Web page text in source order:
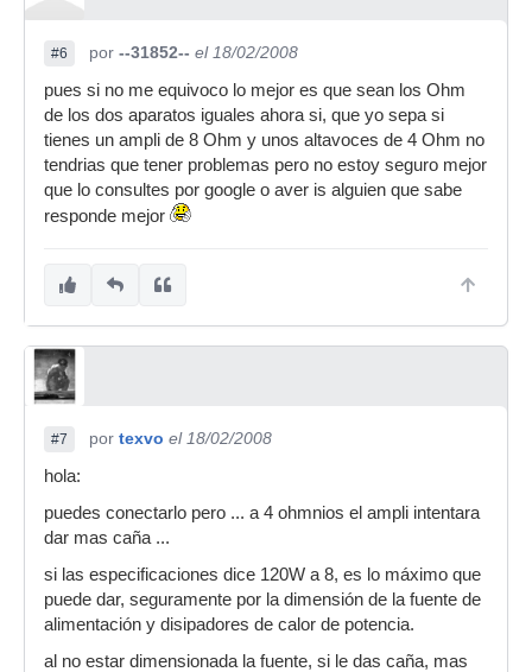
#6 por --31852-- el 18/02/2008
pues si no me equivoco lo mejor es que sean los Ohm
de los dos aparatos iguales ahora si, que yo sepa si
tienes un ampli de 8 Ohm y unos altavoces de 4 Ohm no
tendrias que tener problemas pero no estoy seguro mejor
que lo consultes por google o aver is alguien que sabe
responde mejor
#7 por texvo el 18/02/2008
hola:
puedes conectarlo pero ... a 4 ohmnios el ampli intentara
dar mas caña ...
si las especificaciones dice 120W a 8, es lo máximo que
puede dar, seguramente por la dimensión de la fuente de
alimentación y disipadores de calor de potencia.
al no estar dimensionada la fuente, si le das caña, mas